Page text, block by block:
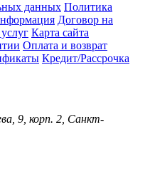
данных Политика
Договор на
Карта сайта
Оплата и возврат
Кредит/Рассрочка
9, корп. 2, Санкт-